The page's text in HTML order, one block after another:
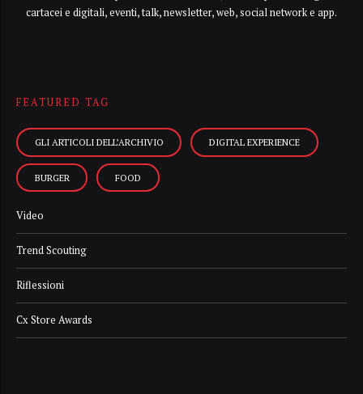
cartacei e digitali, eventi, talk, newsletter, web, social network e app.
FEATURED TAG
GLI ARTICOLI DELL’ARCHIVIO DIGITAL EXPERIENCE
BURGER FOOD
Video
Trend Scouting
Riflessioni
Cx Store Awards